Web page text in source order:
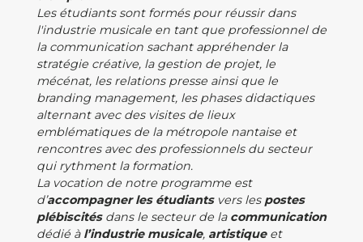
Les étudiants sont formés pour réussir dans
l'industrie musicale en tant que professionnel de
la communication sachant appréhender la
stratégie créative, la gestion de projet, le
mécénat, les relations presse ainsi que le
branding management, les phases didactiques
alternant avec des visites de lieux
emblématiques de la métropole nantaise et
rencontres avec des professionnels du secteur
qui rythment la formation.
La vocation de notre programme est
d’accompagner les étudiantsvers les postes
plébiscitésdans le secteur de la communication
dédié à l’industrie musicale, artistiqueet